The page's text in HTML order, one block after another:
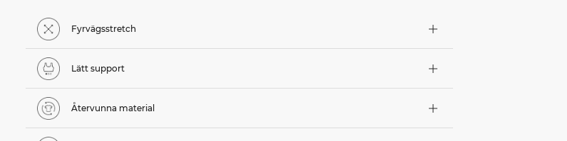
Fyrvägsstretch
Lätt support
Återvunna material